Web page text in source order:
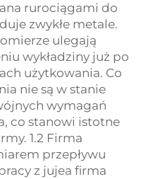
rurociągami do
zwykłe metale.
ulegają
wykładziny już po
użytkowania. Co
nie są w stanie
wymagań
co stanowi istotne
1.2 Firma
przepływu
z jujea firma